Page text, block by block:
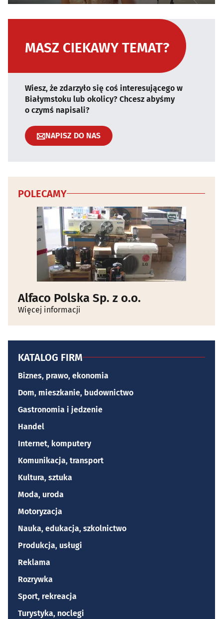
MASZ CIEKAWY TEMAT?
Wiesz, że zdarzyło się coś interesującego w
Białymstoku lub okolicy? Chcesz abyśmy
o czymś napisali?
NAPISZ DO NAS
POLECAMY
Alfaco Polska Sp. z o.o.
Więcej informacji
KATALOG FIRM
Biznes, prawo, ekonomia
Dom, mieszkanie, budownictwo
Gastronomia i jedzenie
Handel
Internet, komputery
Komunikacja, transport
Kultura, sztuka
Moda, uroda
Motoryzacja
Nauka, edukacja, szkolnictwo
Produkcja, usługi
Reklama
Rozrywka
Sport, rekreacja
Turystyka, noclegi